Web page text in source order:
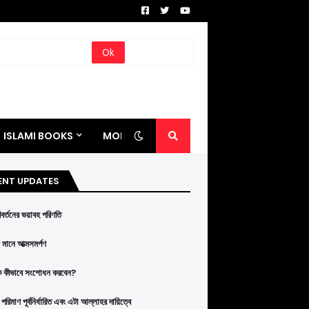
ISLAMI BOOKS MORE
UPDATES
ভয়াবহ পরিণতি
আত্মসমর্পণ
কীভাবে সংশোধন করবেন?
পূর্বনির্ধারিত এবং এটা আল্লাহর দায়িত্বে